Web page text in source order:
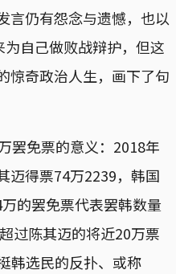
言仍有怨念与遗憾，也以
自己做败战辩护，但这
惊奇政治人生，画下了句
罢免票的意义：2018年
迈得票74万2239，韩国
的罢免票代表罢韩数量
过陈其迈的将近20万票
韩选民的反扑、或称